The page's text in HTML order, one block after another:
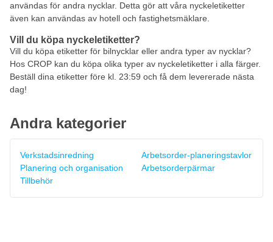
användas för andra nycklar. Detta gör att våra nyckeletiketter
även kan användas av hotell och fastighetsmäklare.
Vill du köpa nyckeletiketter?
Vill du köpa etiketter för bilnycklar eller andra typer av nycklar?
Hos CROP kan du köpa olika typer av nyckeletiketter i alla färger.
Beställ dina etiketter före kl. 23:59 och få dem levererade nästa
dag!
Andra kategorier
Verkstadsinredning
Planering och organisation
Tillbehör
Arbetsorder-planeringstavlor
Arbetsorderpärmar